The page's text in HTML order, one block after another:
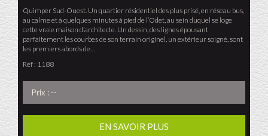
Quimper Sud-Ouest. Un quartier résidentiel des plus prisé, en réseau bus,
au calme et à quelques minutes à pied de l’Odet, au sein duquel se loge
cette vraie maison d’architecte. Un dessin, des lignes épousant
parfaitement les courbes de son terrain originel, un extérieur soigné, sont
les premiers abords de…
Réf : 1188
Prix : --
EN SAVOIR PLUS